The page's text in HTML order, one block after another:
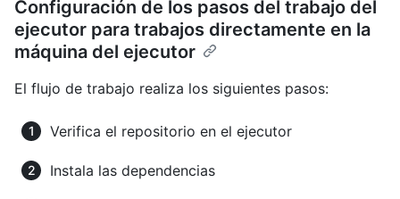
Configuración de los pasos del trabajo del
ejecutor para trabajos directamente en la
máquina del ejecutor
El flujo de trabajo realiza los siguientes pasos:
Verifica el repositorio en el ejecutor
Instala las dependencias